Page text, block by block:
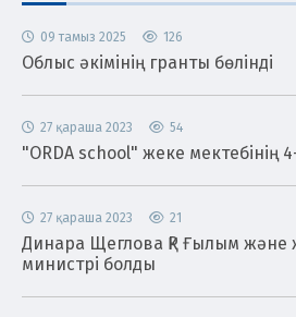
09 тамыз 2025 126
Облыс әкімінің гранты бөлінді
27 қараша 2023 54
"ORDA school" жеке
27 қараша 2023 21
Динара Щеглова ҚР Ғылым және
министрі болды